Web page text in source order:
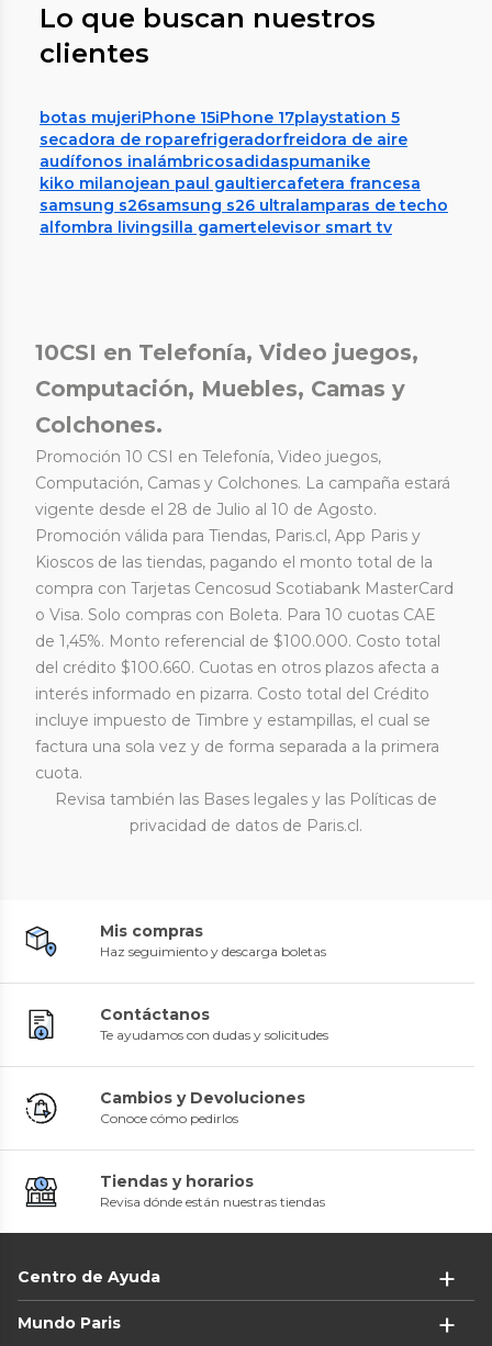
Lo que buscan nuestros
clientes
botas mujeriPhone 15iPhone 17playstation 5
secadora de roparefrigeradorfreidora de aire
audífonos inalámbricosadidaspumanike
kiko milanojean paul gaultiercafetera francesa
samsung s26samsung s26 ultralamparas de techo
alfombra livingsilla gamertelevisor smart tv
10CSI en Telefonía, Video juegos,
Computación, Muebles, Camas y
Colchones.
Promoción 10 CSI en Telefonía, Video juegos,
Computación, Camas y Colchones. La campaña estará
vigente desde el 28 de Julio al 10 de Agosto.
Promoción válida para Tiendas, Paris.cl, App Paris y
Kioscos de las tiendas, pagando el monto total de la
compra con Tarjetas Cencosud Scotiabank MasterCard
o Visa. Solo compras con Boleta. Para 10 cuotas CAE
de 1,45%. Monto referencial de $100.000. Costo total
del crédito $100.660. Cuotas en otros plazos afecta a
interés informado en pizarra. Costo total del Crédito
incluye impuesto de Timbre y estampillas, el cual se
factura una sola vez y de forma separada a la primera
cuota.
Revisa también las Bases legales y las Políticas de
privacidad de datos de Paris.cl.
Mis compras
Haz seguimiento y descarga boletas
Contáctanos
Te ayudamos con dudas y solicitudes
Cambios y Devoluciones
Conoce cómo pedirlos
Tiendas y horarios
Revisa dónde están nuestras tiendas
Centro de Ayuda
Mundo Paris